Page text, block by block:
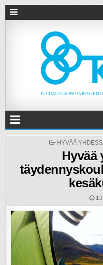
POSTED
HYVÄÄ
Hyvää